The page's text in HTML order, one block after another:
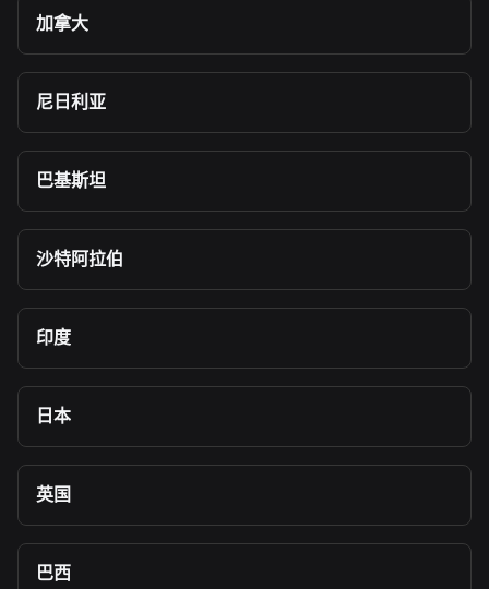
加拿大
尼日利亚
巴基斯坦
沙特阿拉伯
印度
日本
英国
巴西